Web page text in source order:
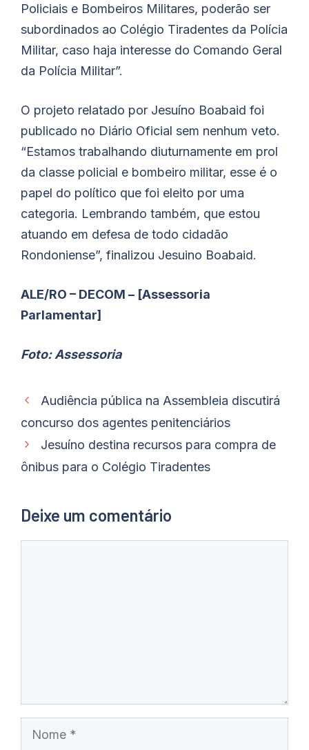
Policiais e Bombeiros Militares, poderão ser
subordinados ao Colégio Tiradentes da Polícia
Militar, caso haja interesse do Comando Geral
da Polícia Militar”.
O projeto relatado por Jesuíno Boabaid foi
publicado no Diário Oficial sem nenhum veto.
“Estamos trabalhando diuturnamente em prol
da classe policial e bombeiro militar, esse é o
papel do político que foi eleito por uma
categoria. Lembrando também, que estou
atuando em defesa de todo cidadão
Rondoniense”, finalizou Jesuino Boabaid.
ALE/RO – DECOM – [Assessoria
Parlamentar]
Foto: Assessoria
Audiência pública na Assembleia discutirá
concurso dos agentes penitenciários
Jesuíno destina recursos para compra de
ônibus para o Colégio Tiradentes
Deixe um comentário
Nome